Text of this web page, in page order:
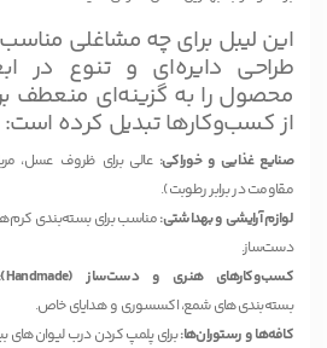
این لیبل برای چه مشاغلی
طراحی دایره‌ای و تنوع در
محصول را به گزینه‌ای منعطف
از کسب‌وکارها تبدیل کرده است:
صنایع غذایی و خوراکی: عالی برای ظروف عسل،
مقاومت در برابر رطوبت).
لوازم آرایشی و بهداشتی:مناسب برای بسته‌بندی
دست‌ساز.
کسب‌وکارهای هنری و دست‌ساز (Handmade):
بسته‌بندی‌های شمع، اکسسوری و هدایای خاص.
کافه‌ها و رستوران‌ها:برای پلمپ کردن درب لیوان‌های